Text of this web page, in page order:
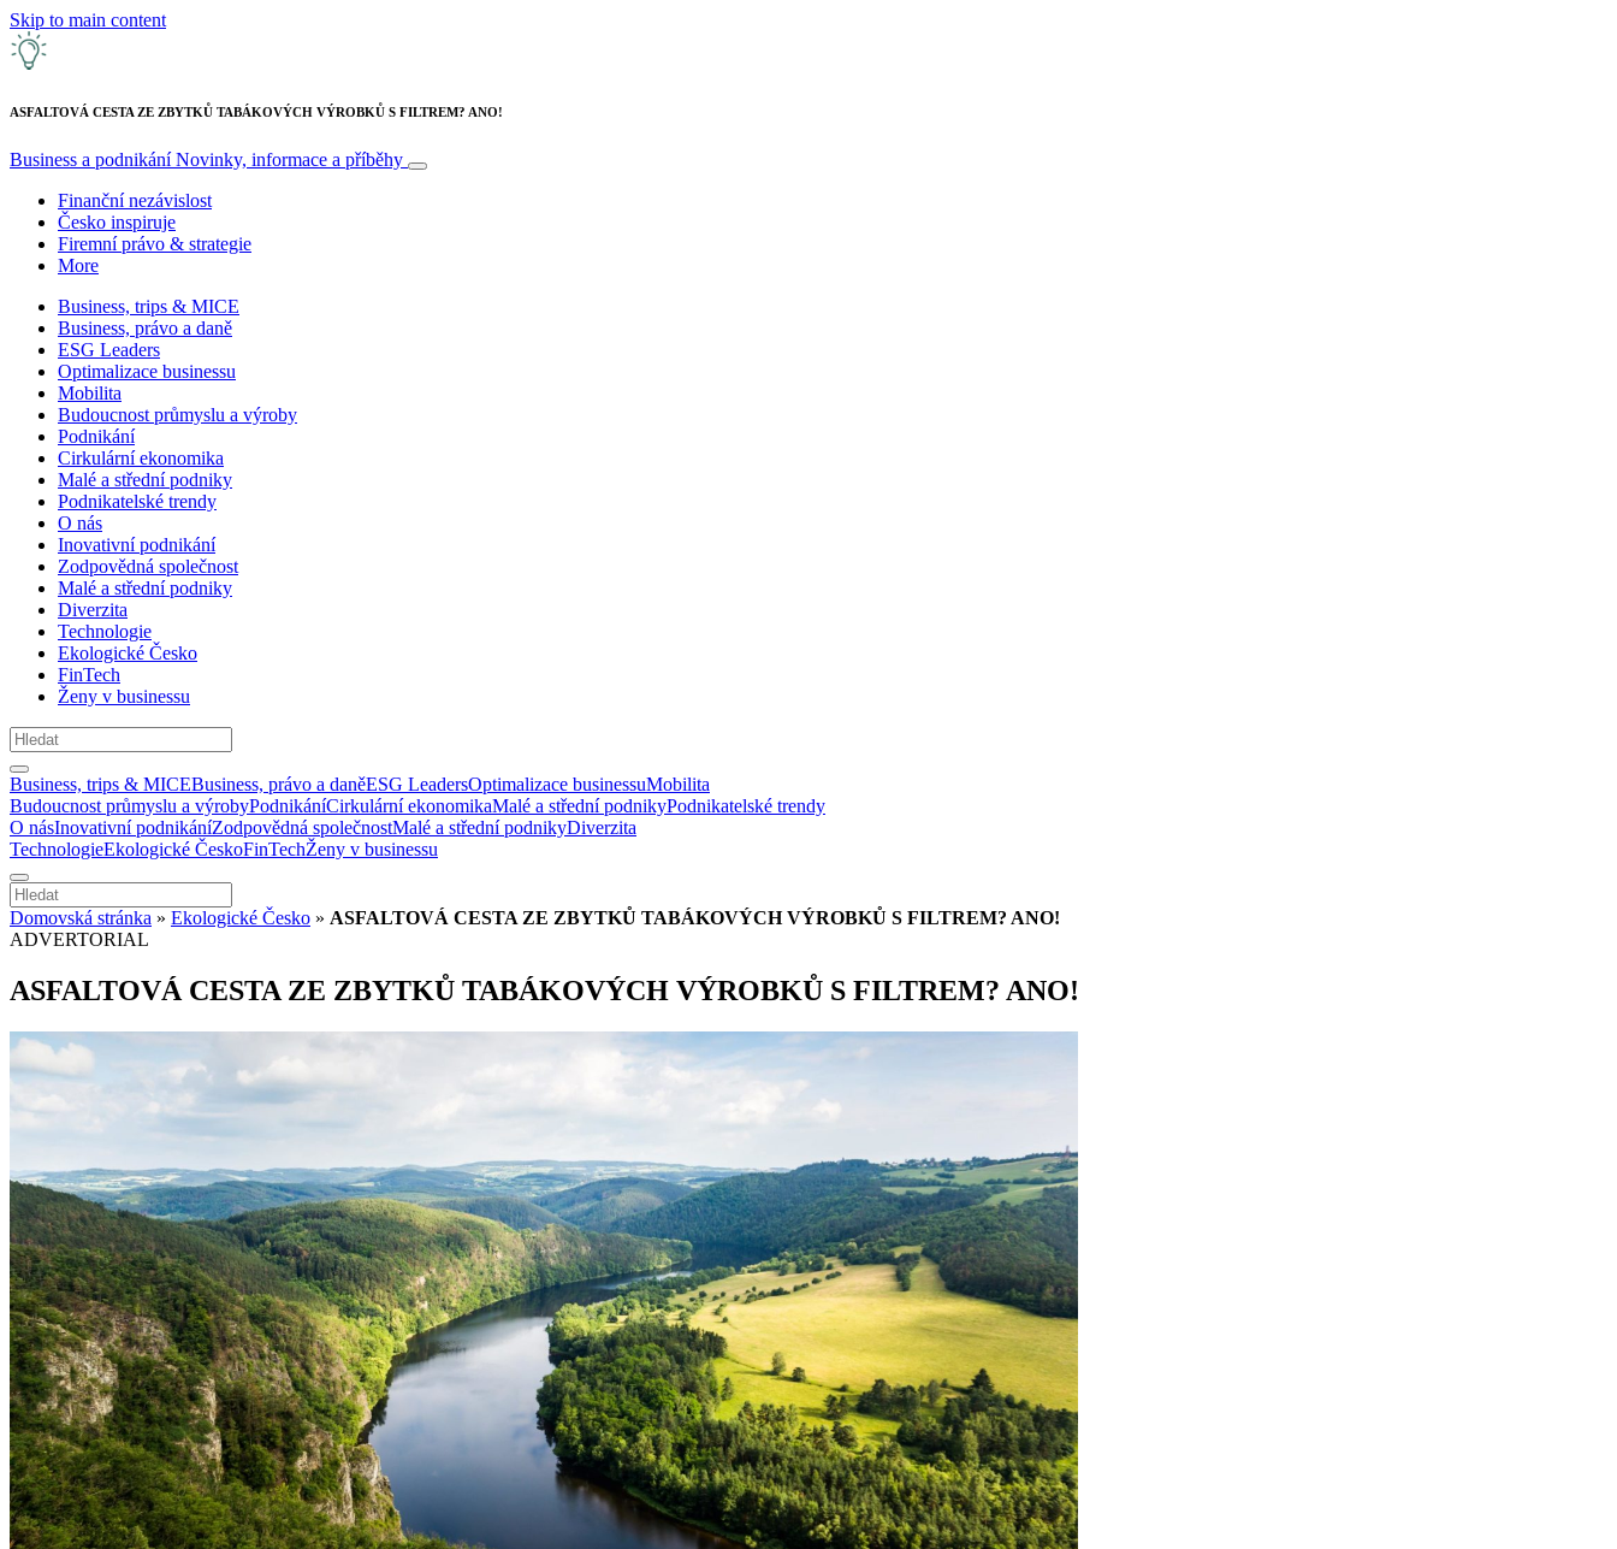
Skip to main content
ASFALTOVÁ CESTA ZE ZBYTKŮ TABÁKOVÝCH VÝROBKŮ S FILTREM? ANO!
Business a podnikáníNovinky, informace a příběhy
Finanční nezávislost
Česko inspiruje
Firemní právo & strategie
More
Business, trips & MICE
Business, právo a daně
ESG Leaders
Optimalizace businessu
Mobilita
Budoucnost průmyslu a výroby
Podnikání
Cirkulární ekonomika
Malé a střední podniky
Podnikatelské trendy
O nás
Inovativní podnikání
Zodpovědná společnost
Malé a střední podniky
Diverzita
Technologie
Ekologické Česko
FinTech
Ženy v businessu
Business, trips & MICEBusiness, právo a daněESG LeadersOptimalizace businessuMobilita
Budoucnost průmyslu a výrobyPodnikáníCirkulární ekonomikaMalé a střední podnikyPodnikatelské trendy
O násInovativní podnikáníZodpovědná společnostMalé a střední podnikyDiverzita
TechnologieEkologické ČeskoFinTechŽeny v businessu
Domovská stránka » Ekologické Česko » ASFALTOVÁ CESTA ZE ZBYTKŮ TABÁKOVÝCH VÝROBKŮ S FILTREM? ANO!
ADVERTORIAL
ASFALTOVÁ CESTA ZE ZBYTKŮ TABÁKOVÝCH VÝROBKŮ S FILTREM? ANO!